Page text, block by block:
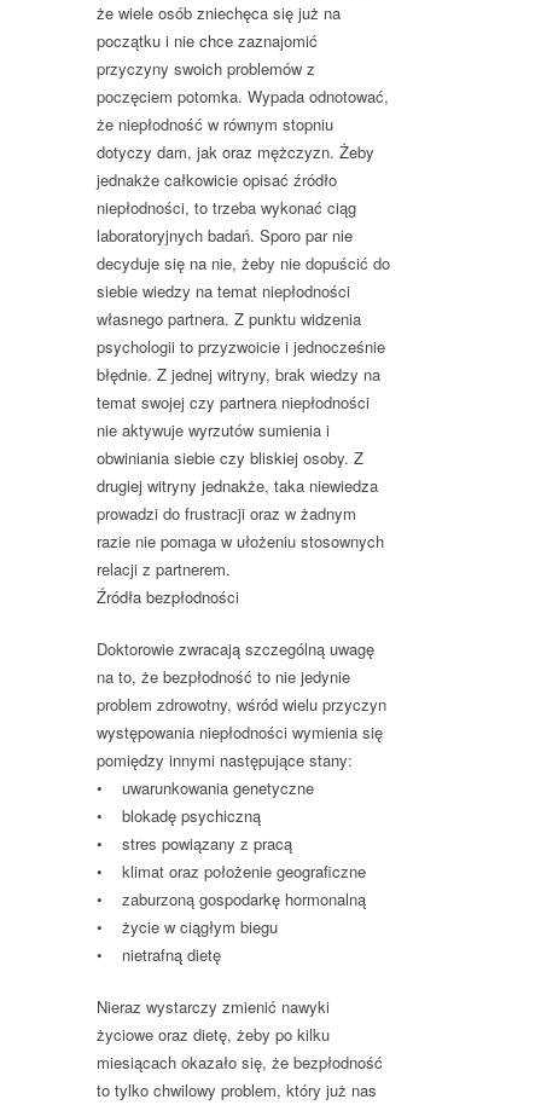
że wiele osób zniechęca się już na
początku i nie chce zaznajomić
przyczyny swoich problemów z
poczęciem potomka. Wypada odnotować,
że niepłodność w równym stopniu
dotyczy dam, jak oraz mężczyzn. Żeby
jednakże całkowicie opisać źródło
niepłodności, to trzeba wykonać ciąg
laboratoryjnych badań. Sporo par nie
decyduje się na nie, żeby nie dopuścić do
siebie wiedzy na temat niepłodności
własnego partnera. Z punktu widzenia
psychologii to przyzwoicie i jednocześnie
błędnie. Z jednej witryny, brak wiedzy na
temat swojej czy partnera niepłodności
nie aktywuje wyrzutów sumienia i
obwiniania siebie czy bliskiej osoby. Z
drugiej witryny jednakże, taka niewiedza
prowadzi do frustracji oraz w żadnym
razie nie pomaga w ułożeniu stosownych
relacji z partnerem.
Źródła bezpłodności
Doktorowie zwracają szczególną uwagę
na to, że bezpłodność to nie jedynie
problem zdrowotny, wśród wielu przyczyn
występowania niepłodności wymienia się
pomiędzy innymi następujące stany:
• uwarunkowania genetyczne
• blokadę psychiczną
• stres powiązany z pracą
• klimat oraz położenie geograficzne
• zaburzoną gospodarkę hormonalną
• życie w ciągłym biegu
• nietrafną dietę
Nieraz wystarczy zmienić nawyki
życiowe oraz dietę, żeby po kilku
miesiącach okazało się, że bezpłodność
to tylko chwilowy problem, który już nas